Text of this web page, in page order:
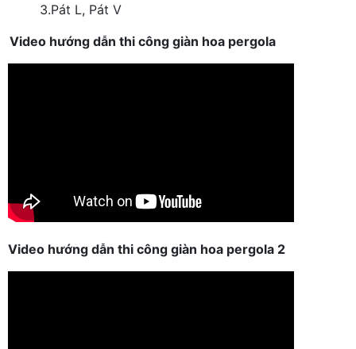
3.Pát L, Pát V
Video hướng dẫn thi công giàn hoa pergola
Video hướng dẫn thi công giàn hoa pergola 2